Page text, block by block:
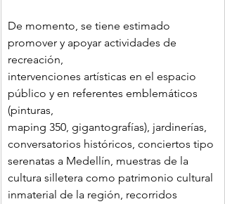
De momento, se tiene estimado
promover y apoyar actividades de
recreación,
intervenciones artísticas en el espacio
público y en referentes emblemáticos
(pinturas,
maping 350, gigantografías), jardinerías,
conversatorios históricos, conciertos tipo
serenatas a Medellín, muestras de la
cultura silletera como patrimonio cultural
inmaterial de la región, recorridos